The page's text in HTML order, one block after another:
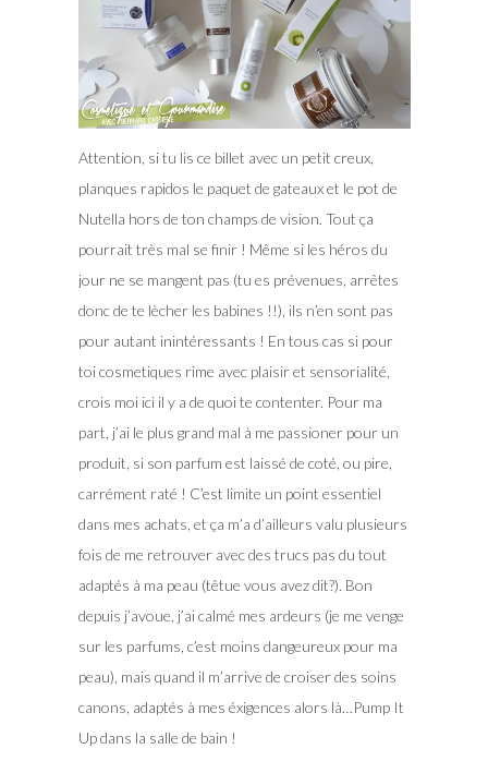
Attention, si tu lis ce billet avec un petit creux,
planques rapidos le paquet de gateaux et le pot de
Nutella hors de ton champs de vision. Tout ça
pourrait très mal se finir ! Même si les héros du
jour ne se mangent pas (tu es prévenues, arrêtes
donc de te lècher les babines !!), ils n’en sont pas
pour autant inintéressants ! En tous cas si pour
toi cosmetiques rime avec plaisir et sensorialité,
crois moi ici il y a de quoi te contenter. Pour ma
part, j’ai le plus grand mal à me passioner pour un
produit, si son parfum est laissé de coté, ou pire,
carrément raté ! C’est limite un point essentiel
dans mes achats, et ça m’a d’ailleurs valu plusieurs
fois de me retrouver avec des trucs pas du tout
adaptés à ma peau (têtue vous avez dit?). Bon
depuis j’avoue, j’ai calmé mes ardeurs (je me venge
sur les parfums, c’est moins dangeureux pour ma
peau), mais quand il m’arrive de croiser des soins
canons, adaptés à mes éxigences alors là…Pump It
Up dans la salle de bain !